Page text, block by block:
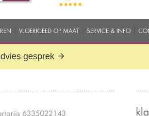
VLOERKLEED OP MAAT SERVICE & INFO
gesprek
6335022143